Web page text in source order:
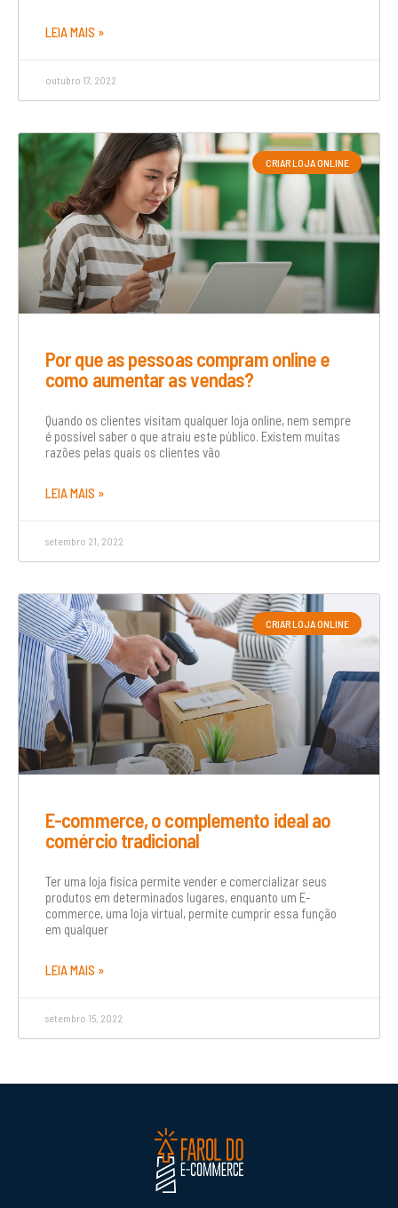
LEIA MAIS »
outubro 17, 2022
CRIAR LOJA ONLINE
Por que as pessoas compram online e
como aumentar as vendas?
Quando os clientes visitam qualquer loja online, nem sempre
é possível saber o que atraiu este público. Existem muitas
razões pelas quais os clientes vão
LEIA MAIS »
setembro 21, 2022
CRIAR LOJA ONLINE
E-commerce, o complemento ideal ao
comércio tradicional
Ter uma loja física permite vender e comercializar seus
produtos em determinados lugares, enquanto um E-
commerce, uma loja virtual, permite cumprir essa função
em qualquer
LEIA MAIS »
setembro 15, 2022